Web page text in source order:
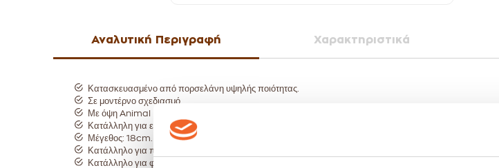
Αναλυτική Περιγραφή Χαρακτηριστικά
Κατασκευασμένο από πορσελάνη υψηλής ποιότητας.
Σε μοντέρνο σχεδιασμό.
Με όψη Animal print.
Κατάλληλη για επαγγελματική χρήση.
Μέγεθος: 18cm.
Κατάλληλο για πλυντήριο πιάτων.
Κατάλληλο για φούρνο μικροκυμμάτων.